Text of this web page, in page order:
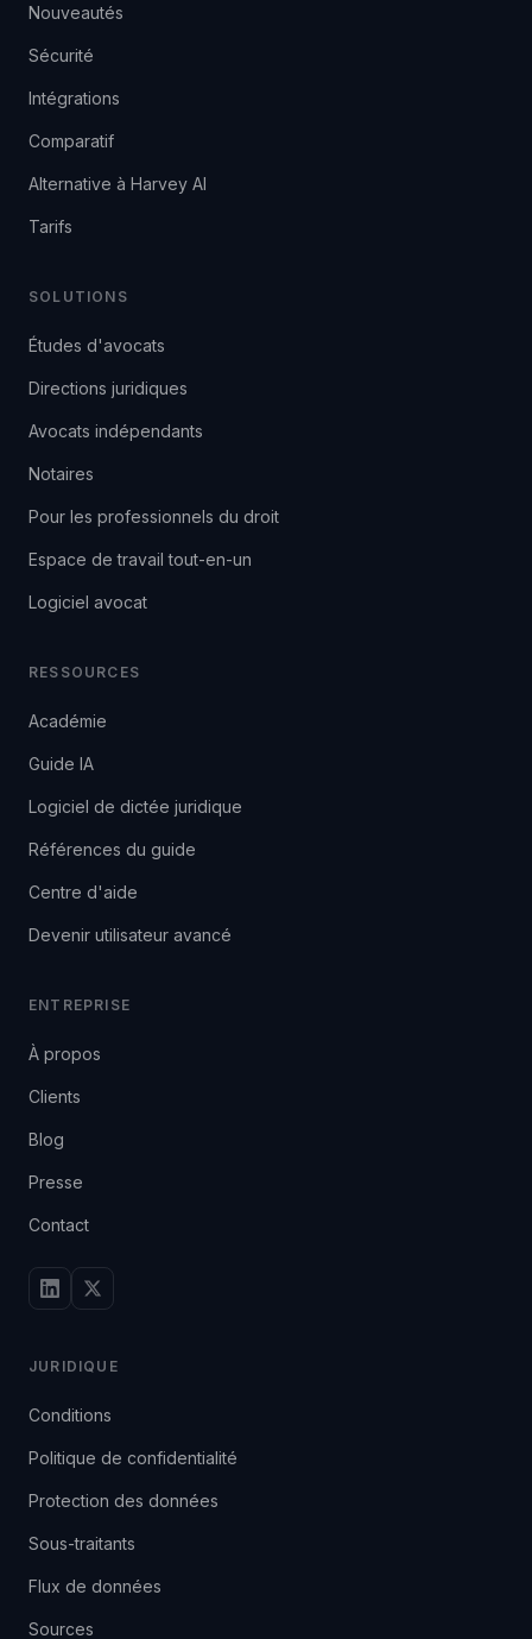
Nouveautés
Sécurité
Intégrations
Comparatif
Alternative à Harvey AI
Tarifs
SOLUTIONS
Études d'avocats
Directions juridiques
Avocats indépendants
Notaires
Pour les professionnels du droit
Espace de travail tout-en-un
Logiciel avocat
RESSOURCES
Académie
Guide IA
Logiciel de dictée juridique
Références du guide
Centre d'aide
Devenir utilisateur avancé
ENTREPRISE
À propos
Clients
Blog
Presse
Contact
JURIDIQUE
Conditions
Politique de confidentialité
Protection des données
Sous-traitants
Flux de données
Sources